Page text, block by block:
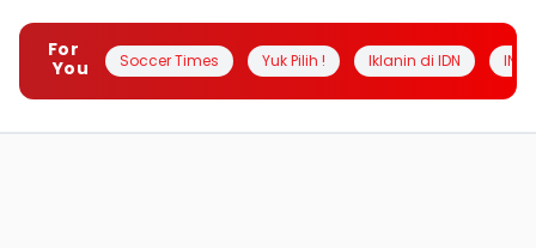
For
You
Soccer Times Yuk Pilih ! Iklanin di IDN